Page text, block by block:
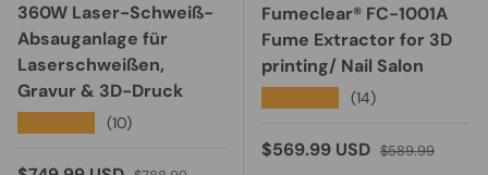
360W Laser-Schweiß-
Absauganlage für
Laserschweißen,
Gravur & 3D-Druck
(10)
Fumeclear® FC-1001A
Fume Extractor for 3D
printing/ Nail Salon
(14)
Verkaufspreis
$569.99 USD Normaler Preis
$589.99